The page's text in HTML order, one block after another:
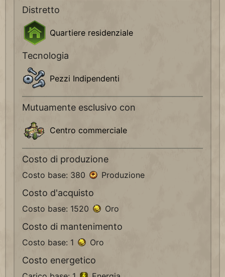
Distretto
Quartiere residenziale
Tecnologia
Pezzi Indipendenti
Mutuamente esclusivo con
Centro commerciale
Costo di produzione
Costo base: 380 Produzione
Costo d'acquisto
Costo base: 1520 Oro
Costo di mantenimento
Costo base: 1 Oro
Costo energetico